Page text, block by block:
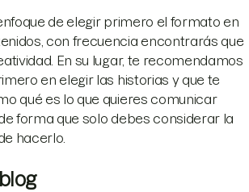
de elegir primero el formato en
con frecuencia encontrarás que
En su lugar, te recomendamos
en elegir las historias y que te
qué es lo que quieres comunicar
forma que solo debes considerar la
hacerlo.